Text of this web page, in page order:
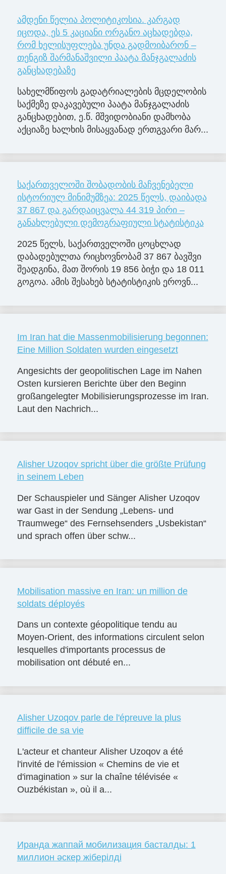
ამდენი წელია პოლიტიკოსია. კარგად
იცოდა, ეს 5 კაციანი ორგანო აცხადებდა,
რომ ხელისუფლება უნდა გადმოიბარონ –
თენგიზ შარმანაშვილი პაატა მანჯგალაძის
განცხადებაზე
სახელმწიფოს გადატრიალების მცდელობის
საქმეზე დაკავებული პაატა მანჯგალაძის
განცხადებით, ე.წ. მშვიდობიანი დამხობა
აქციაზე ხალხის მისაყვანად ერთგვარი მარ...
საქართველოში შობადობის მაჩვენებელი
ისტორიულ მინიმუმზეა: 2025 წელს, დაიბადა
37 867 და გარდაიცვალა 44 319 პირი –
განახლებული დემოგრაფიული სტატისტიკა
2025 წელს, საქართველოში ცოცხლად
დაბადებულთა რიცხოვნობამ 37 867 ბავშვი
შეადგინა, მათ შორის 19 856 ბიჭი და 18 011
გოგოა. ამის შესახებ სტატისტიკის ეროვნ...
Im Iran hat die Massenmobilisierung begonnen:
Eine Million Soldaten wurden eingesetzt
Angesichts der geopolitischen Lage im Nahen
Osten kursieren Berichte über den Beginn
großangelegter Mobilisierungsprozesse im Iran.
Laut den Nachrich...
Alisher Uzoqov spricht über die größte Prüfung
in seinem Leben
Der Schauspieler und Sänger Alisher Uzoqov
war Gast in der Sendung „Lebens- und
Traumwege“ des Fernsehsenders „Usbekistan“
und sprach offen über schw...
Mobilisation massive en Iran: un million de
soldats déployés
Dans un contexte géopolitique tendu au
Moyen-Orient, des informations circulent selon
lesquelles d'importants processus de
mobilisation ont débuté en...
Alisher Uzoqov parle de l'épreuve la plus
difficile de sa vie
L'acteur et chanteur Alisher Uzoqov a été
l'invité de l'émission « Chemins de vie et
d'imagination » sur la chaîne télévisée «
Ouzbékistan », où il a...
Иранда жаппай мобилизация басталды: 1
миллион әскер жіберілді